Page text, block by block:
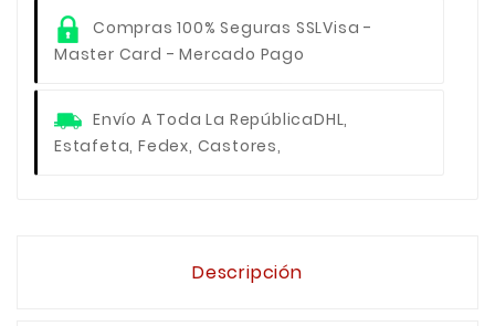
Compras 100% Seguras SSLVisa -
Master Card - Mercado Pago
Envío A Toda La RepúblicaDHL,
Estafeta, Fedex, Castores,
Descripción